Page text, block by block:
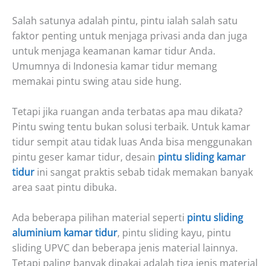
Salah satunya adalah pintu, pintu ialah salah satu
faktor penting untuk menjaga privasi anda dan juga
untuk menjaga keamanan kamar tidur Anda.
Umumnya di Indonesia kamar tidur memang
memakai pintu swing atau side hung.
Tetapi jika ruangan anda terbatas apa mau dikata?
Pintu swing tentu bukan solusi terbaik. Untuk kamar
tidur sempit atau tidak luas Anda bisa menggunakan
pintu geser kamar tidur, desain pintu sliding kamar
tidur ini sangat praktis sebab tidak memakan banyak
area saat pintu dibuka.
Ada beberapa pilihan material seperti pintu sliding
aluminium kamar tidur, pintu sliding kayu, pintu
sliding UPVC dan beberapa jenis material lainnya.
Tetapi paling banyak dipakai adalah tiga jenis material